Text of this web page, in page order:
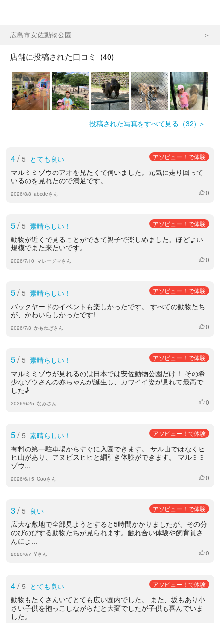
広島市安佐動物公園
店舗に投稿された口コミ (40)
投稿された写真をすべて見る（32）
4/ 5 とても良い アソビュー！で体験
マルミミゾウのアオを見たくて伺いました。元気に走り回って
いるのを見れたので満足です。
2026/8/8 abcdeさん いいね
0
5/ 5 素晴らしい！ アソビュー！で体験
動物が近くで見ることができて親子で楽しめました。ほどよい
規模でまた来たいです。
2026/7/10 マレーグマさん いいね
0
5/ 5 素晴らしい！ アソビュー！で体験
バックヤードのイベントも楽しかったです。 すべての動物たち
が、かわいらしかったです!
2026/7/3 かもねぎさん いいね
0
5/ 5 素晴らしい！ アソビュー！で体験
マルミミゾウが見れるのは日本では安佐動物公園だけ！ その希
少なゾウさんの赤ちゃんが誕生し、カワイイ姿が見れて最高で
した♪
2026/6/25 なみさん いいね
0
5/ 5 素晴らしい！ アソビュー！で体験
有料の第一駐車場からすぐに入園できます。 サル山ではなくヒ
ヒ山があり、アヌビスヒヒと綱引き体験ができます。 マルミミ
ゾウ...
2026/6/15 Cooさん いいね
0
3/ 5 良い アソビュー！で体験
広大な敷地で全部見ようとすると5時間かかりましたが、その分
のびのびする動物たちが見られます。触れ合い体験や飼育員さ
んによ...
2026/6/7 Yさん いいね
0
4/ 5 とても良い アソビュー！で体験
動物もたくさんいてとても広い園内でした。 また、坂もあり小
さい子供を抱っこしながらだと大変でしたが子供も喜んでいま
した。